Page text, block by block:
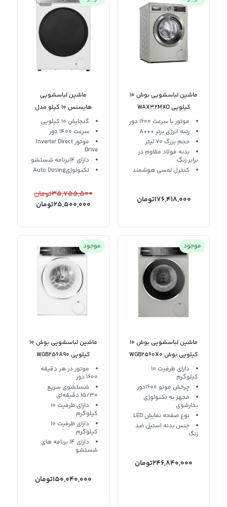
ماشین لباسشویی بوش 10
کیلویی WAX32MXO
موتور با سرعت 1600 دور
رتبه انرژی برتر +++A
حجم بزرگ 70 لیتر
بدنه فولاد مقاوم در
برابر زنگ
کنترل لمسی هوشمند
176,418,000تومان
ماشین لباسشویی
هایسنس ۱۰ کیلو مدل
WFER1014VA سفید
گنجایش 10 کیلویی
سرعت 1400 دور
موتور Inverter Direct
Drive
دارای 14برنامه شستشو
تکنولوژیAuto Dosing
25,500,000تومان
35,755,500تومان
موجود
ماشین لباسشویی بوش 10
کیلویی بوش WGB2560X0
دارای ظرفیت 10
کیلوگرم
چرخش موتو 1600دور
مجهز به تکنولوژی
بخارشوی
نوع صفحه نمایش LED
جنس بدنه استیل ضد
زنگ
246,840,000تومان
موجود
ماشین لباسشویی بوش 10
کیلویی WGB256A90
موتور در هر دقیقه
1600 دور
شستشوی سریع
15/30 دقیقه‌ای
دارای ظرفیت 10
کیلوگرم
دارای ظرفیت 10
کیلوگرم
دارای 14 برنامه های
شستشو
150,040,000تومان